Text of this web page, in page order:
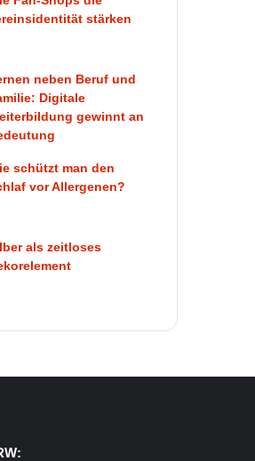
stärken
neben Beruf und
Digitale
gewinnt an
schützt man den
vor Allergenen?
als zeitloses